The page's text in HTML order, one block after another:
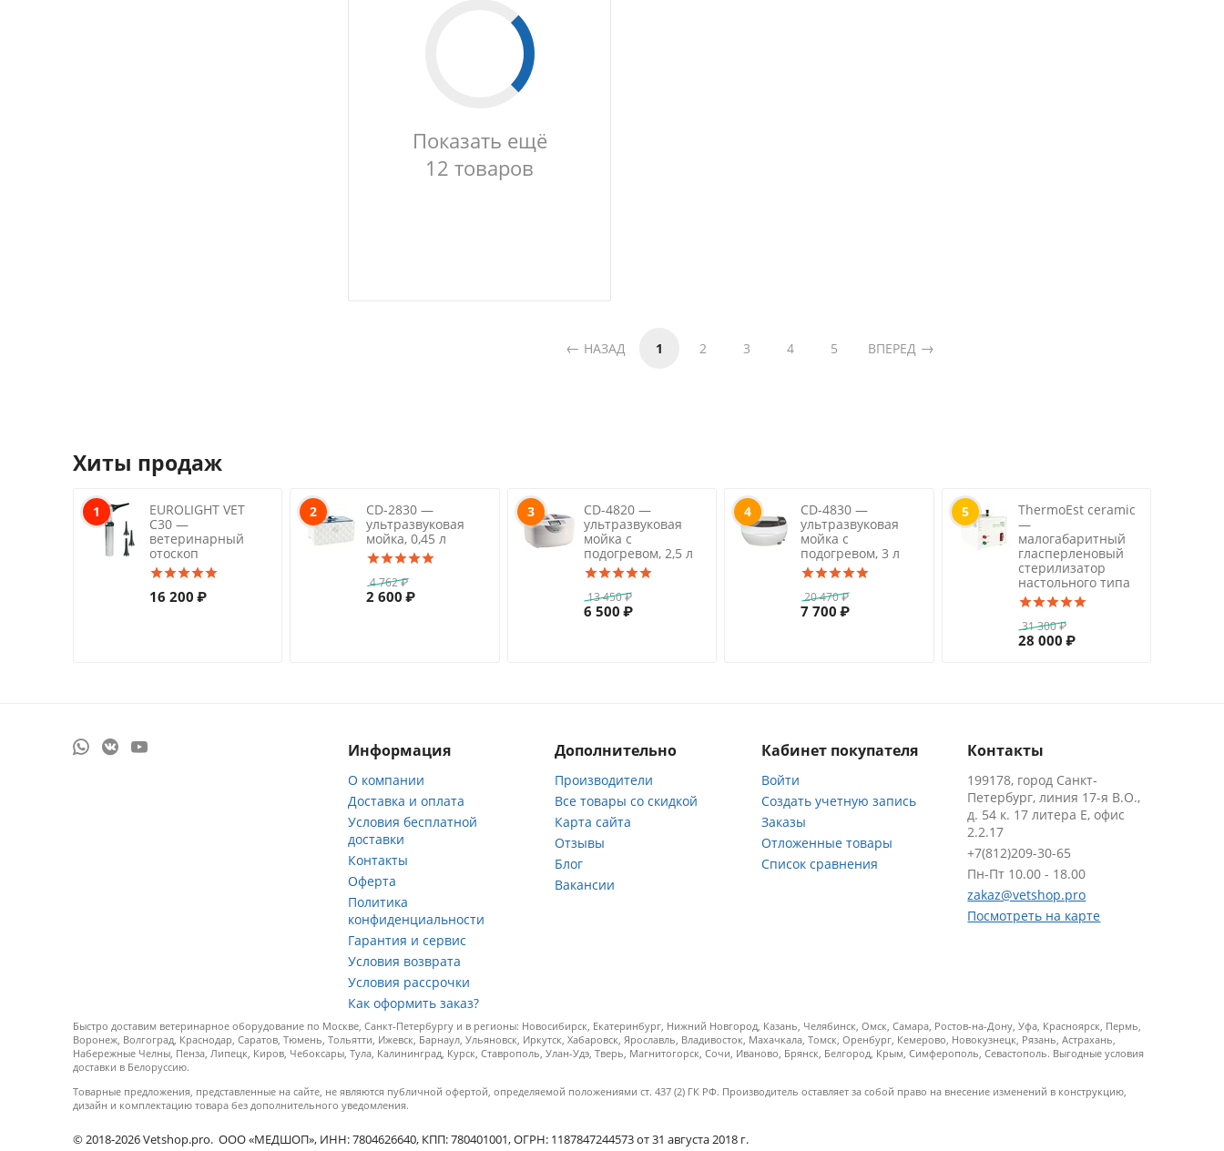
Показать ещё
12 товаров
НАЗАД 1 2 3 4 5 ВПЕРЕД
Хиты продаж
1
EUROLIGHT VET
C30 —
ветеринарный
отоскоп
16 200 ₽
2
CD-2830 —
ультразвуковая
мойка, 0,45 л
4 762₽
2 600 ₽
3
CD-4820 —
ультразвуковая
мойка с
подогревом, 2,5 л
13 450₽
6 500 ₽
4
CD-4830 —
ультразвуковая
мойка с
подогревом, 3 л
20 470₽
7 700 ₽
5
ThermoEst ceramic
—
малогабаритный
гласперленовый
стерилизатор
настольного типа
31 300₽
28 000 ₽
Информация
О компании
Доставка и оплата
Условия бесплатной
доставки
Контакты
Оферта
Политика
конфиденциальности
Гарантия и сервис
Условия возврата
Условия рассрочки
Как оформить заказ?
Дополнительно
Производители
Все товары со скидкой
Карта сайта
Отзывы
Блог
Вакансии
Кабинет покупателя
Войти
Создать учетную запись
Заказы
Отложенные товары
Список сравнения
Контакты
199178, город Санкт-
Петербург, линия 17-я В.О.,
д. 54 к. 17 литера Е, офис
2.2.17
+7(812)209-30-65
Пн-Пт 10.00 - 18.00
zakaz@vetshop.pro
Посмотреть на карте
Быстро доставим ветеринарное оборудование по Москве, Санкт-Петербургу и в регионы: Новосибирск, Екатеринбург, Нижний Новгород, Казань, Челябинск, Омск, Самара, Ростов-на-Дону, Уфа, Красноярск, Пермь,
Воронеж, Волгоград, Краснодар, Саратов, Тюмень, Тольятти, Ижевск, Барнаул, Ульяновск, Иркутск, Хабаровск, Ярославль, Владивосток, Махачкала, Томск, Оренбург, Кемерово, Новокузнецк, Рязань, Астрахань,
Набережные Челны, Пенза, Липецк, Киров, Чебоксары, Тула, Калининград, Курск, Ставрополь, Улан-Удэ, Тверь, Магнитогорск, Сочи, Иваново, Брянск, Белгород, Крым, Симферополь, Севастополь. Выгодные условия
доставки в Белоруссию.
Товарные предложения, представленные на сайте, не являются публичной офертой, определяемой положениями ст. 437 (2) ГК РФ. Производитель оставляет за собой право на внесение изменений в конструкцию,
дизайн и комплектацию товара без дополнительного уведомления.
© 2018-2026 Vetshop.pro. ООО «МЕДШОП», ИНН: 7804626640, КПП: 780401001, ОГРН: 1187847244573 от 31 августа 2018 г.